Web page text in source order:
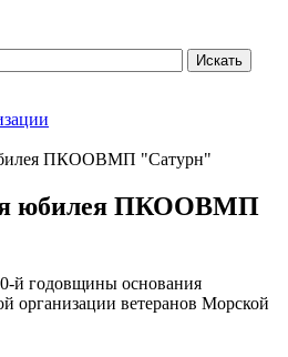
ПКООВМП "Сатурн"
юбилея ПКООВМП
й годовщины основания
организации ветеранов Морской